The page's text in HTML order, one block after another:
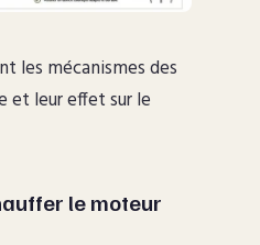
les mécanismes des
et leur effet sur le
le moteur